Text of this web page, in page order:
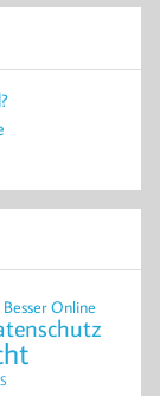
Besser Online